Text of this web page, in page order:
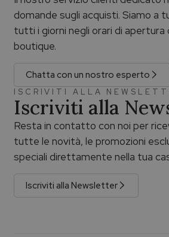
domande sugli acquisti. Siamo a
tutti i giorni negli orari di apertura
boutique.
Chatta con un nostro esperto
ISCRIVITI ALLA
Iscriviti alla
Resta in contatto con noi per
tutte le novità, le promozioni
speciali direttamente nella tua
Iscriviti alla Newsletter